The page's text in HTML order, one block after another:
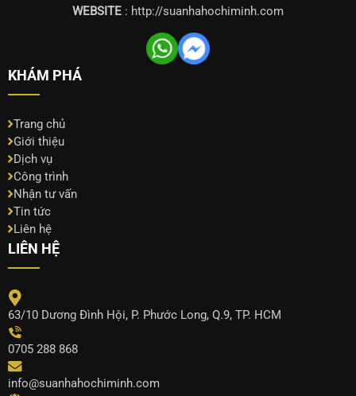
WEBSITE : http://suanhahochiminh.com
KHÁM PHÁ
Trang chủ
Giới thiệu
Dịch vụ
Công trình
Nhận tư vấn
Tin tức
Liên hệ
LIÊN HỆ
63/10 Dương Đình Hội, P. Phước Long, Q.9, TP. HCM
0705 288 868
info@suanhahochiminh.com